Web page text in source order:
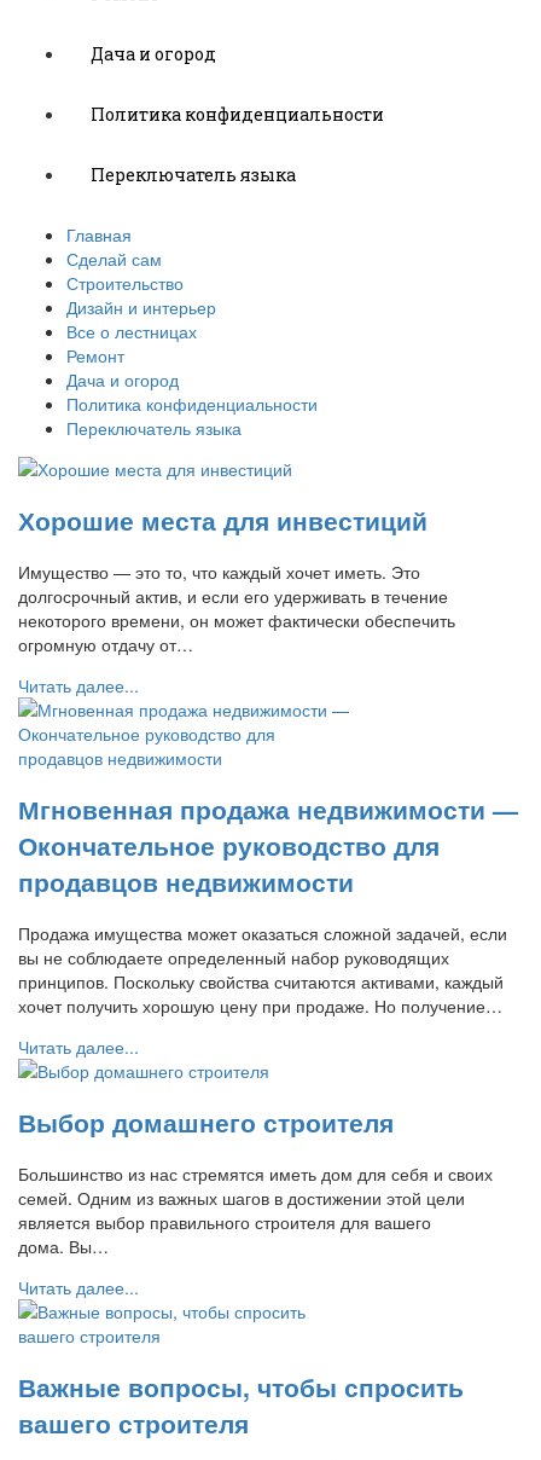
Дача и огород
Политика конфиденциальности
Переключатель языка
Главная
Сделай сам
Строительство
Дизайн и интерьер
Все о лестницах
Ремонт
Дача и огород
Политика конфиденциальности
Переключатель языка
Хорошие места для инвестиций
Имущество — это то, что каждый хочет иметь. Это
долгосрочный актив, и если его удерживать в течение
некоторого времени, он может фактически обеспечить
огромную отдачу от…
Читать далее...
Мгновенная продажа недвижимости —
Окончательное руководство для
продавцов недвижимости
Продажа имущества может оказаться сложной задачей, если
вы не соблюдаете определенный набор руководящих
принципов. Поскольку свойства считаются активами, каждый
хочет получить хорошую цену при продаже. Но получение…
Читать далее...
Выбор домашнего строителя
Большинство из нас стремятся иметь дом для себя и своих
семей. Одним из важных шагов в достижении этой цели
является выбор правильного строителя для вашего
дома. Вы…
Читать далее...
Важные вопросы, чтобы спросить
вашего строителя